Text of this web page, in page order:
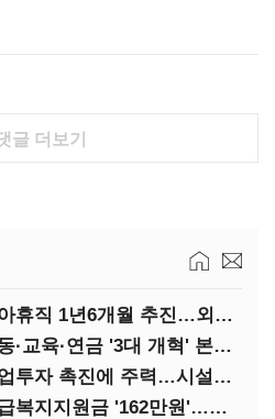
글 더보기
(2023년 경제방향)육아휴직 1년6개월 추진…외국인력 비자 쿼터 11만명 확대
(2023년 경제방향)노동·교육·연금 '3대 개혁' 본격화…상반기엔 근로시간 개편
(2023년 경제방향)기업투자 촉진에 주력…시설투자 '50조' 지원·공제율 10%↑
(2023년 경제방향)긴급복지지원금 '162만원'…기초연금 1만4000원·장애수당 2만원↑